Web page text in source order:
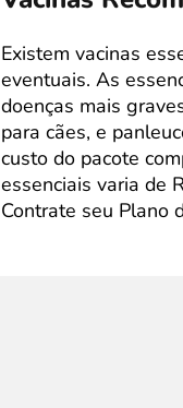
Existem vacinas
eventuais. As
doenças mais
para cães, e
custo do pacote
essenciais varia de
Contrate seu Plano